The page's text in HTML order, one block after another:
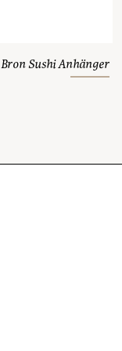
Bron Sushi Anhänger